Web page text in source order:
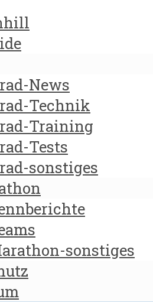
News
Technik
Training
Tests
sonstiges
sonstiges